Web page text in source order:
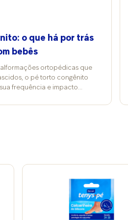
o que há por trás
bebês
ortopédicas que
o pé torto congênito
frequência e impacto
de vida e, embora não cause
Henrique
é uma deformidade
“O calcanhar não
em condição normal. Isso
dois pés e, quando não
o desenvolvimento motor da
costuma ser feito